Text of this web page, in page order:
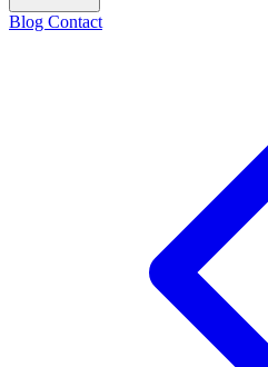
Blog Contact